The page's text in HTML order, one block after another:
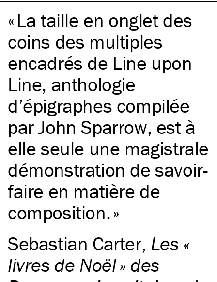
La taille en onglet des
coins des multiples
encadrés de Line upon
Line, anthologie
d’épigraphes compilée
par John Sparrow, est à
elle seule une magistrale
démonstration de savoir-
faire en matière de
composition.
Sebastian Carter, Les «
livres de Noël » des